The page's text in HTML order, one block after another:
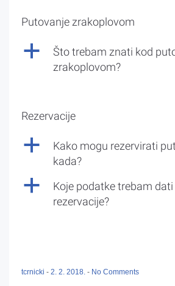
Putovanje zrakoplovom
a
Što trebam znati kod
zrakoplovom?
Rezervacije
a
Kako mogu rezervirati
kada?
a
Koje podatke trebam
rezervacije?
tcrnicki - 2. 2. 2018. - No Comments